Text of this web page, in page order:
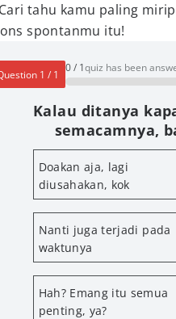
tahu kamu paling
spontanmu itu!
1 / 1
0/ 1quiz has been
Kalau ditanya
semacamnya,
Doakan aja, lagi
diusahakan, kok
Nanti juga terjadi pada
waktunya
Hah? Emang itu semua
penting, ya?